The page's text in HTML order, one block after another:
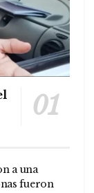
a una
fueron